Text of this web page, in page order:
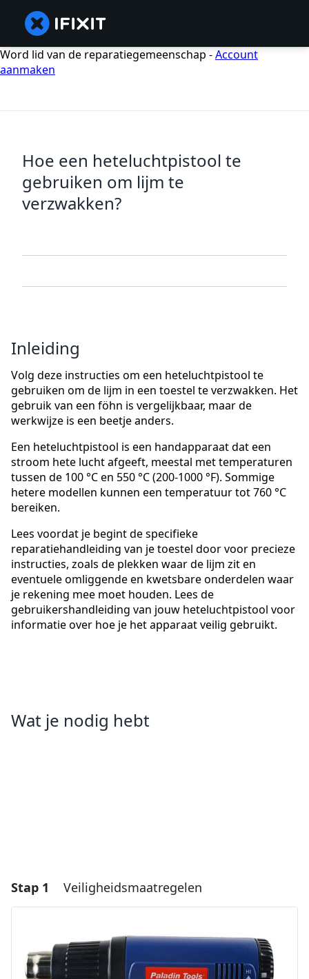
Word lid van de reparatiegemeenschap -Account
aanmaken
Hoe een heteluchtpistool te
gebruiken om lijm te
verzwakken?
Inleiding
Volg deze instructies om een heteluchtpistool te
gebruiken om de lijm in een toestel te verzwakken. Het
gebruik van een föhn is vergelijkbaar, maar de
werkwijze is een beetje anders.
Een heteluchtpistool is een handapparaat dat een
stroom hete lucht afgeeft, meestal met temperaturen
tussen de 100 °C en 550 °C (200-1000 °F). Sommige
hetere modellen kunnen een temperatuur tot 760 °C
bereiken.
Lees voordat je begint de specifieke
reparatiehandleiding van je toestel door voor precieze
instructies, zoals de plekken waar de lijm zit en
eventuele omliggende en kwetsbare onderdelen waar
je rekening mee moet houden. Lees de
gebruikershandleiding van jouw heteluchtpistool voor
informatie over hoe je het apparaat veilig gebruikt.
Wat je nodig hebt
Stap 1 Veiligheidsmaatregelen